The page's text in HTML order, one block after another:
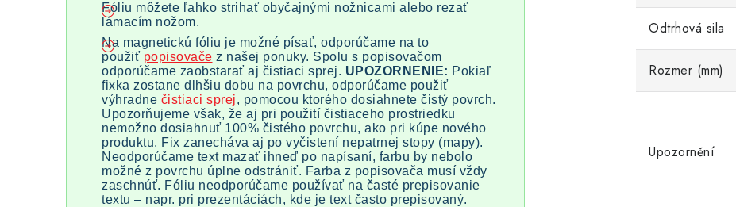
Fóliu môžete ľahko strihať obyčajnými nožnicami alebo rezať
lámacím nožom.
Na magnetickú fóliu je možné písať, odporúčame na to
použiť popisovače z našej ponuky. Spolu s popisovačom
odporúčame zaobstarať aj čistiaci sprej. UPOZORNENIE: Pokiaľ
fixka zostane dlhšiu dobu na povrchu, odporúčame použiť
výhradne čistiaci sprej, pomocou ktorého dosiahnete čistý povrch.
Upozorňujeme však, že aj pri použití čistiaceho prostriedku
nemožno dosiahnuť 100% čistého povrchu, ako pri kúpe nového
produktu. Fix zanecháva aj po vyčistení nepatrnej stopy (mapy).
Neodporúčame text mazať ihneď po napísaní, farbu by nebolo
možné z povrchu úplne odstrániť. Farba z popisovača musí vždy
zaschnúť. Fóliu neodporúčame používať na časté prepisovanie
textu – napr. pri prezentáciách, kde je text často prepisovaný.
Odtrhová sila
Rozmer (mm)
Upozornění